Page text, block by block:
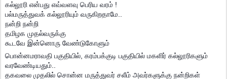
கல்லூரி என்பது எவ்வளவு பெரிய வரம் !
பல்மருத்துவக் கல்லூரியும் வருகிறதாமே..
நன்றி நன்றி
தமிழக முதல்வருக்கு
கூடவே இன்னொரு வேண்டுகோளும்
பொன்னமராவதி பகுதியில், கரம்பக்குடி பகுதியில் மகளிர் கல்லூரிகளும்
வரவேண்டியதும்..
தகவலை முதலில் சொன்ன மருத்துவர் சலீம் அவர்களுக்கு நன்றிகள்